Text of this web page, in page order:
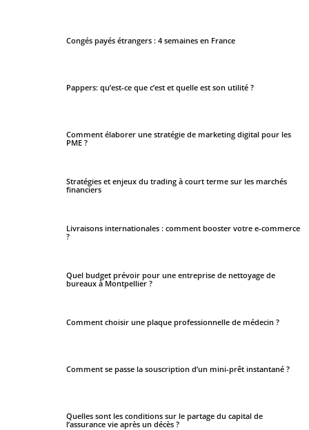
Congés payés étrangers : 4 semaines en France
Pappers: qu’est-ce que c’est et quelle est son utilité ?
Comment élaborer une stratégie de marketing digital pour les
PME ?
Stratégies et enjeux du trading à court terme sur les marchés
financiers
Livraisons internationales : comment booster votre e-commerce
?
Quel budget prévoir pour une entreprise de nettoyage de
bureaux à Montpellier ?
Comment choisir une plaque professionnelle de médecin ?
Comment se passe la souscription d’un mini-prêt instantané ?
Quelles sont les conditions sur le partage du capital de
l’assurance vie après un décès ?